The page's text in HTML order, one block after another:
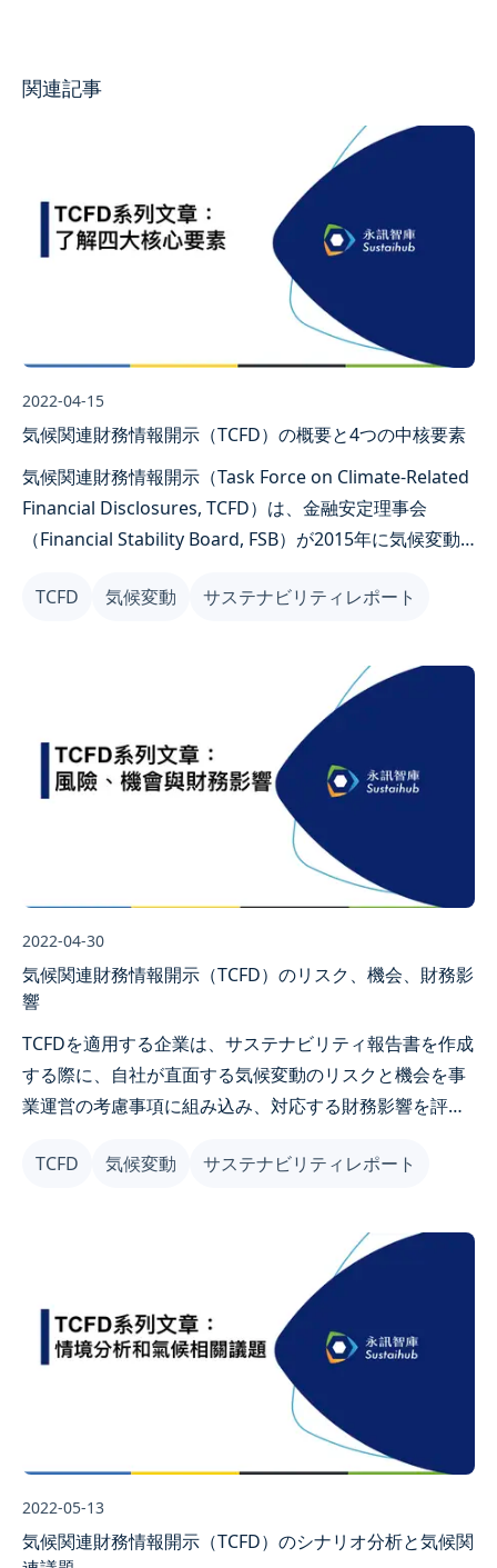
関連記事
2022-04-15
気候関連財務情報開示（TCFD）の概要と4つの中核要素
気候関連財務情報開示（Task Force on Climate-Related
Financial Disclosures, TCFD）は、金融安定理事会
（Financial Stability Board, FSB）が2015年に気候変動
した、気候関連の財務情報開示基準です。
TCFD 気候変動 サステナビリティレポート
2022-04-30
気候関連財務情報開示（TCFD）のリスク、機会、財務影
響
TCFDを適用する企業は、サステナビリティ報告書を作成
する際に、自社が直面する気候変動のリスクと機会を事
業運営の考慮事項に組み込み、対応する財務影響を評価
ブル発展の機会を捉えることができます。
TCFD 気候変動 サステナビリティレポート
2022-05-13
気候関連財務情報開示（TCFD）のシナリオ分析と気候関